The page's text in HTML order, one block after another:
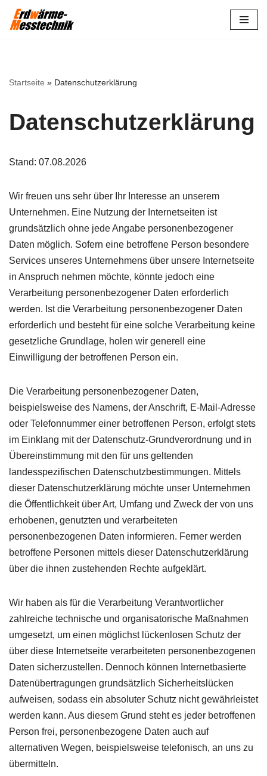
Zum
Startseite » Datenschutzerklärung
Datenschutzerklärung
Stand: 07.08.2026
Wir freuen uns sehr über Ihr Interesse an unserem
Unternehmen. Eine Nutzung der Internetseiten ist
grundsätzlich ohne jede Angabe personenbezogener
Daten möglich. Sofern eine betroffene Person besondere
Services unseres Unternehmens über unsere Internetseite
in Anspruch nehmen möchte, könnte jedoch eine
Verarbeitung personenbezogener Daten erforderlich
werden. Ist die Verarbeitung personenbezogener Daten
erforderlich und besteht für eine solche Verarbeitung keine
gesetzliche Grundlage, holen wir generell eine
Einwilligung der betroffenen Person ein.
Die Verarbeitung personenbezogener Daten,
beispielsweise des Namens, der Anschrift, E-Mail-Adresse
oder Telefonnummer einer betroffenen Person, erfolgt stets
im Einklang mit der Datenschutz-Grundverordnung und in
Übereinstimmung mit den für uns geltenden
landesspezifischen Datenschutzbestimmungen. Mittels
dieser Datenschutzerklärung möchte unser Unternehmen
die Öffentlichkeit über Art, Umfang und Zweck der von uns
erhobenen, genutzten und verarbeiteten
personenbezogenen Daten informieren. Ferner werden
betroffene Personen mittels dieser Datenschutzerklärung
über die ihnen zustehenden Rechte aufgeklärt.
Wir haben als für die Verarbeitung Verantwortlicher
zahlreiche technische und organisatorische Maßnahmen
umgesetzt, um einen möglichst lückenlosen Schutz der
über diese Internetseite verarbeiteten personenbezogenen
Daten sicherzustellen. Dennoch können Internetbasierte
Datenübertragungen grundsätzlich Sicherheitslücken
aufweisen, sodass ein absoluter Schutz nicht gewährleistet
werden kann. Aus diesem Grund steht es jeder betroffenen
Person frei, personenbezogene Daten auch auf
alternativen Wegen, beispielsweise telefonisch, an uns zu
übermitteln.